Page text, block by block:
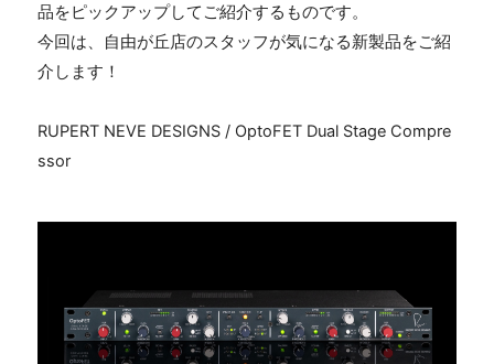
品をピックアップしてご紹介するものです。
今回は、自由が丘店のスタッフが気になる新製品をご紹
介します！
RUPERT NEVE DESIGNS / OptoFET Dual Stage Compre
ssor